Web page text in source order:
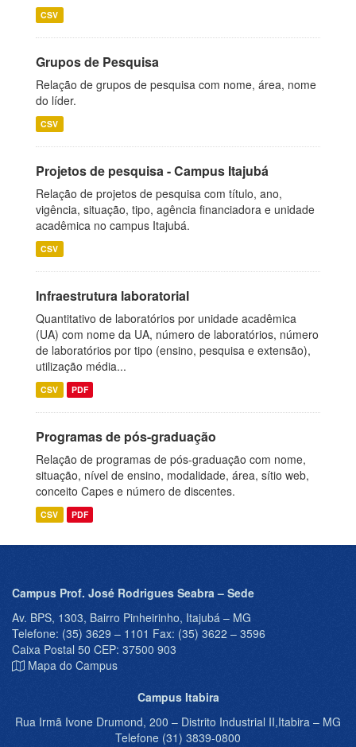
CSV
Grupos de Pesquisa
Relação de grupos de pesquisa com nome, área, nome
do líder.
CSV
Projetos de pesquisa - Campus Itajubá
Relação de projetos de pesquisa com título, ano,
vigência, situação, tipo, agência financiadora e unidade
acadêmica no campus Itajubá.
CSV
Infraestrutura laboratorial
Quantitativo de laboratórios por unidade acadêmica
(UA) com nome da UA, número de laboratórios, número
de laboratórios por tipo (ensino, pesquisa e extensão),
utilização média...
CSV PDF
Programas de pós-graduação
Relação de programas de pós-graduação com nome,
situação, nível de ensino, modalidade, área, sítio web,
conceito Capes e número de discentes.
CSV PDF
Campus Prof. José Rodrigues Seabra – Sede
Av. BPS, 1303, Bairro Pinheirinho, Itajubá – MG
Telefone: (35) 3629 – 1101 Fax: (35) 3622 – 3596
Caixa Postal 50 CEP: 37500 903
Mapa do Campus
Campus Itabira
Rua Irmã Ivone Drumond, 200 – Distrito Industrial II,Itabira – MG
Telefone (31) 3839-0800